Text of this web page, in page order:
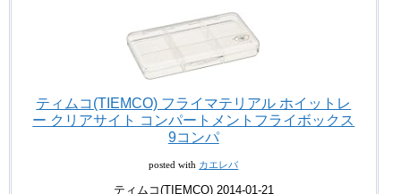
ティムコ(TIEMCO) フライマテリアル ホイットレ
ー クリアサイト コンパートメントフライボックス
9コンパ
posted with カエレバ
ティムコ(TIEMCO) 2014-01-21